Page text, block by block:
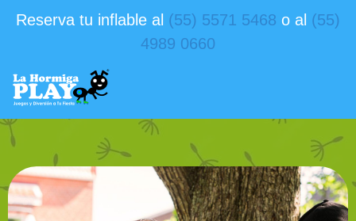
Reserva tu inflable al (55) 5571 5468 o al (55)
4989 0660